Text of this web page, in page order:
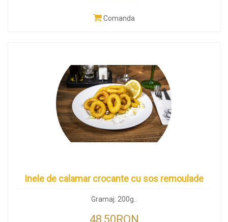
Comanda
Inele de calamar crocante cu sos remoulade
Gramaj: 200g..
48,50RON